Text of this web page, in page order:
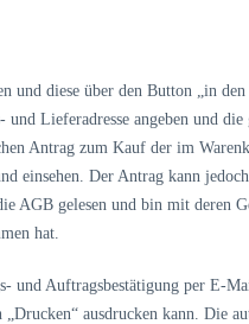
diese über den Button „in
Lieferadresse angeben und
Antrag zum Kauf der im
einsehen. Der Antrag kann
AGB gelesen und bin mit deren
hat.
und Auftragsbestätigung per E-
ausdrucken kann. Die